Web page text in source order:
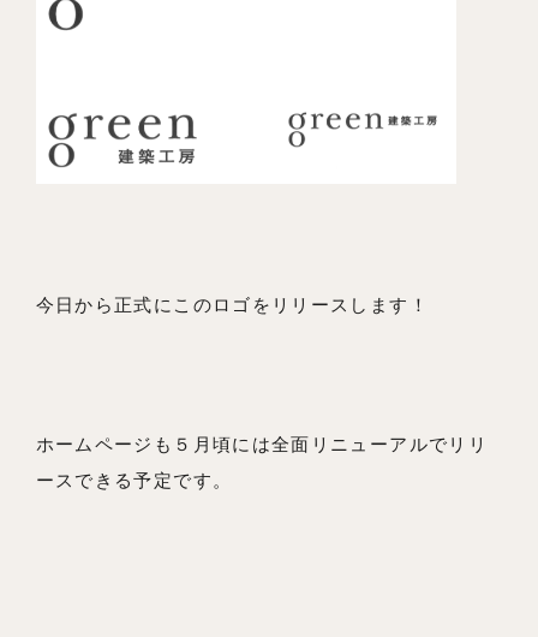
今日から正式にこのロゴをリリースします！
ホームページも５月頃には全面リニューアルでリリ
ースできる予定です。